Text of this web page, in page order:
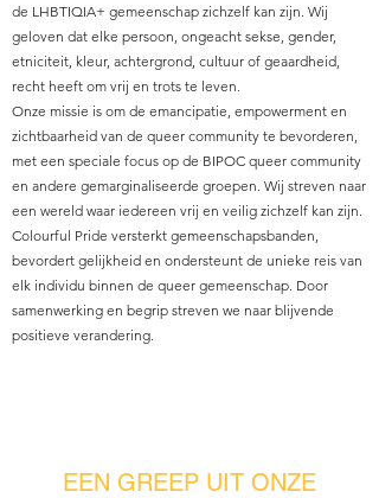
de LHBTIQIA+ gemeenschap zichzelf kan zijn. Wij
geloven dat elke persoon, ongeacht sekse, gender,
etniciteit, kleur, achtergrond, cultuur of geaardheid,
recht heeft om vrij en trots te leven.
Onze missie is om de emancipatie, empowerment en
zichtbaarheid van de queer community te bevorderen,
met een speciale focus op de BIPOC queer community
en andere gemarginaliseerde groepen. Wij streven naar
een wereld waar iedereen vrij en veilig zichzelf kan zijn.
Colourful Pride versterkt gemeenschapsbanden,
bevordert gelijkheid en ondersteunt de unieke reis van
elk individu binnen de queer gemeenschap. Door
samenwerking en begrip streven we naar blijvende
positieve verandering.
EEN GREEP UIT ONZE